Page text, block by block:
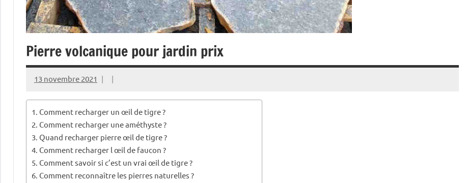
Pierre volcanique pour jardin prix
13 novembre 2021
Comment recharger un œil de tigre ?
Comment recharger une améthyste ?
Quand recharger pierre œil de tigre ?
Comment recharger l œil de faucon ?
Comment savoir si c’est un vrai œil de tigre ?
Comment reconnaître les pierres naturelles ?